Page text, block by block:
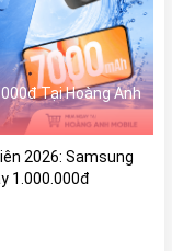
Tại Hoàng Anh
2026: Samsung
1.000.000đ